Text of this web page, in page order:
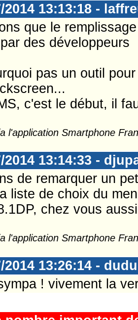
2014 13:13:18 -
que le
des développeurs
pas un outil
c'est le début, il
l'application Smartphone
2014 13:14:33 -
de remarquer un
liste de choix du
chez vous
l'application Smartphone
2014 13:26:14 -
! vivement la